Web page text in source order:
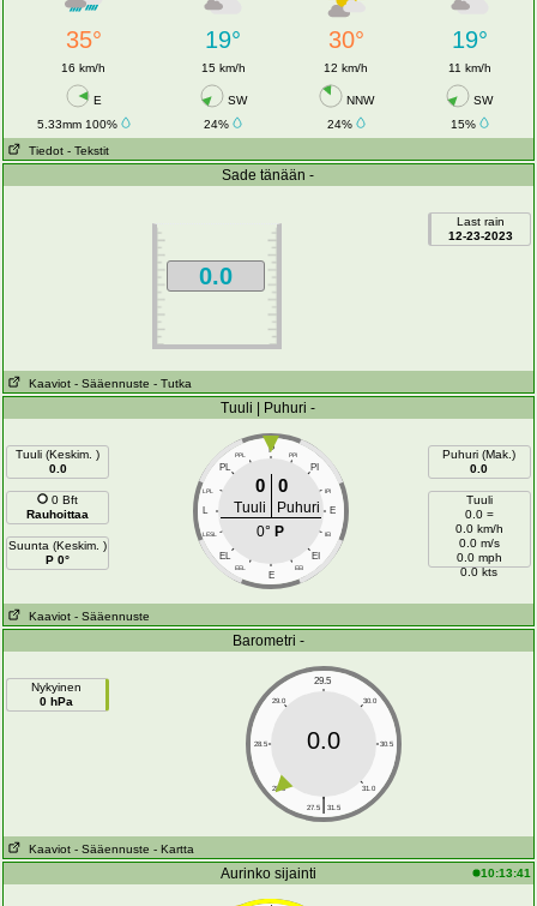
35° 19° 30° 19°
16 km/h 15 km/h 12 km/h 11 km/h
E SW NNW
SW
5.33mm 100%
24% 24%
15%
Tiedot - Tekstit
Sade tänään -
0.0
Last rain
12-23-2023
Kaaviot - Sääennuste - Tutka
Tuuli | Puhuri -
Tuuli (Keskim. )
0.0
0 Bft
Rauhoittaa
Suunta (Keskim. )
P 0°
P
PPL PPI
PL PI
LPL IPI
L E
LESL IEI
EL EI
EEL EEI
E
0 0
Tuuli
Puhuri
0° P
Puhuri (Mak.)
0.0
Tuuli
0.0 =
0.0 km/h
0.0 m/s
0.0 mph
0.0 kts
Kaaviot - Sääennuste
Barometri -
Nykyinen
0 hPa
29.5
29.0 30.0
28.5 30.5
28.0 31.0
|
27.5 31.5
0.0
Kaaviot - Sääennuste - Kartta
Aurinko sijainti 10:13:41